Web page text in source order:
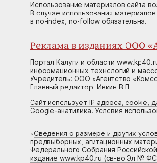
Использование материалов сайта
В случае использования
в no-index, no-follow обязательна.
Реклама в изданиях ООО
Портал Калуги и области
информационных технологий и
Учредитель: ООО «Агентство
Главный редактор: Ивкин В.П.
Сайт использует IP адреса, cookie,
Google-анатилика. Условия
«Сведения о размере и других
предвыборных, агитационных
Федерального Собрания
издание www.kp40.ru (св-во Эл №